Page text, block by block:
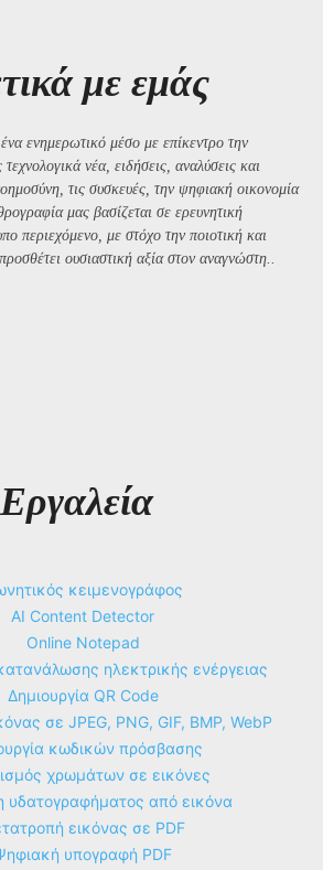
με εμάς
ενημερωτικό μέσο με επίκεντρο την
νέα, ειδήσεις, αναλύσεις και
τις συσκευές, την ψηφιακή οικονομία
μας βασίζεται σε ερευνητική
περιεχόμενο, με στόχο την ποιοτική και
ουσιαστική αξία στον αναγνώστη..
Εργαλεία
κειμενογράφος
AI Content Detector
Online Notepad
ηλεκτρικής ενέργειας
Δημιουργία QR Code
σε JPEG, PNG, GIF, BMP, WebP
κωδικών πρόσβασης
χρωμάτων σε εικόνες
υδατογραφήματος από εικόνα
εικόνας σε PDF
υπογραφή PDF